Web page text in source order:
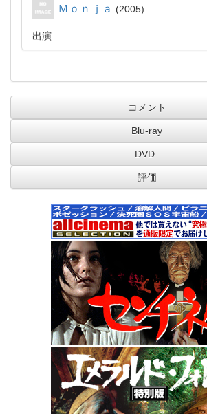
Ｍｏｎｊａ 2005
出演
コメント
Blu-ray
DVD
評価